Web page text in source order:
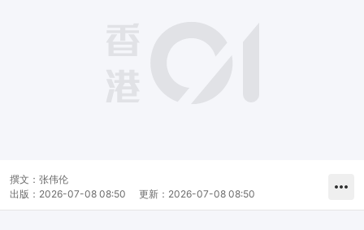
撰文： 张伟伦
出版： 2026-07-08 08:50 更新： 2026-07-08 08:50